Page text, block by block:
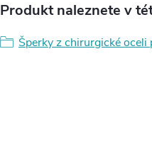
Produkt naleznete v
Šperky z chirurgické oceli